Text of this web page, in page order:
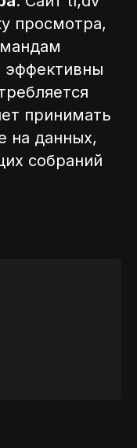
просмотра,
эффективны
принимать
на данных,
собраний